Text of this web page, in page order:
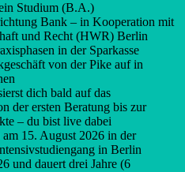
Studium (B.A.)
Bank – in Kooperation mit
und Recht (HWR) Berlin
in der Sparkasse
von der Pike auf in
dich bald auf das
der ersten Beratung bis zur
– du bist live dabei
15. August 2026 in der
in Berlin
und dauert drei Jahre (6